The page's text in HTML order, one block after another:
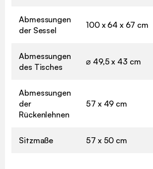
Abmessungen
der Sessel
100 x 64 x 67 cm
Abmessungen
des Tisches
⌀ 49,5 x 43 cm
Abmessungen
der
Rückenlehnen
57 x 49 cm
Sitzmaße 57 x 50 cm